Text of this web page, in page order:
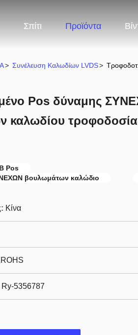
Σπίτι Προϊόντα
> Συνέλευση Καλωδίων LVDS>
Pos δύναμης
καλωδίου
Pos
βουλωμάτων καλώδιο
Κίνα
Ry-5356787